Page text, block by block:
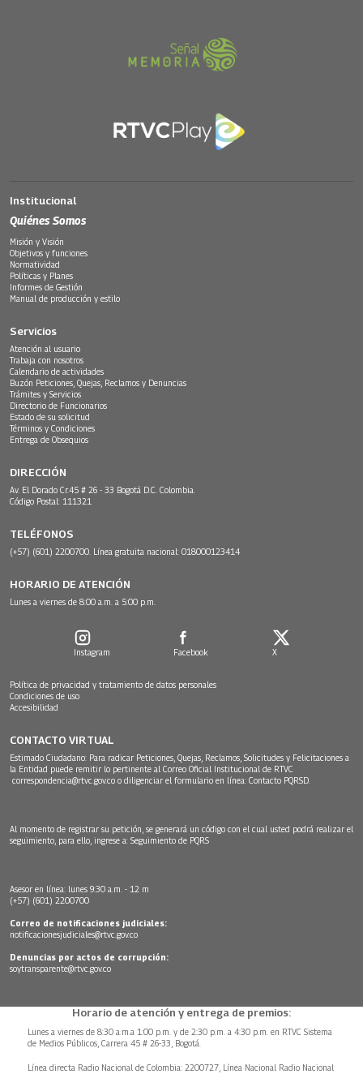
Institucional
Quiénes Somos
Misión y Visión
Objetivos y funciones
Normatividad
Políticas y Planes
Informes de Gestión
Manual de producción y estilo
Servicios
Atención al usuario
Trabaja con nosotros
Calendario de actividades
Buzón Peticiones, Quejas, Reclamos y Denuncias
Trámites y Servicios
Directorio de Funcionarios
Estado de su solicitud
Términos y Condiciones
Entrega de Obsequios
DIRECCIÓN
Av. El Dorado Cr.45 # 26 - 33 Bogotá D.C. Colombia.
Código Postal: 111321
TELÉFONOS
(+57) (601) 2200700. Línea gratuita nacional: 018000123414
HORARIO DE ATENCIÓN
Lunes a viernes de 8:00 a.m. a 5:00 p.m.
Instagram Facebook X
Política de privacidad y tratamiento de datos personales
Condiciones de uso
Accesibilidad
CONTACTO VIRTUAL
Estimado Ciudadano: Para radicar Peticiones, Quejas, Reclamos, Solicitudes y Felicitaciones a
la Entidad puede remitir lo pertinente al Correo Oficial Institucional de RTVC
correspondencia@rtvc.gov.co o diligenciar el formulario en línea: Contacto PQRSD.
Al momento de registrar su petición, se generará un código con el cual usted podrá realizar el
seguimiento, para ello, ingrese a: Seguimiento de PQRS
Asesor en línea: lunes 9:30 a.m. - 12 m
(+57) (601) 2200700
Correo de notificaciones judiciales:
notificacionesjudiciales@rtvc.gov.co
Denuncias por actos de corrupción:
soytransparente@rtvc.gov.co
Horario de atención y entrega de premios:
Lunes a viernes de 8:30 a.m.a 1:00 p.m. y de 2:30 p.m. a 4:30 p.m. en RTVC Sistema
de Medios Públicos, Carrera 45 # 26-33, Bogotá.
Línea directa Radio Nacional de Colombia: 2200727, Línea Nacional Radio Nacional